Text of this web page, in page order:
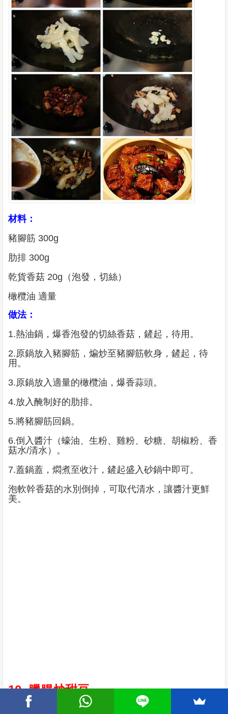
材料：
豬腳筋 300g
肋排 300g
乾貨香菇 20g（泡發，切絲）
橄欖油 適量
做法：
1.熱油鍋，爆香泡發的切絲香菇，鏟起，待用。
2.原鍋放入豬腳筋，煸炒至豬腳筋軟身，鏟起，待
用。
3.原鍋放入適量的橄欖油，爆香蒜頭。
4.放入醃制好的肋排。
5.將豬腳筋回鍋。
6.倒入醬汁（蠔油、生粉、雞粉、砂糖、胡椒粉、香
菇水/清水）。
7.蓋鍋蓋，燜煮至收汁，鏟起盛入砂鍋中即可。
泡軟幹香菇的水別倒掉，可取代清水，讓醬汁更鮮
美。
10. 臘腸炒甜豆